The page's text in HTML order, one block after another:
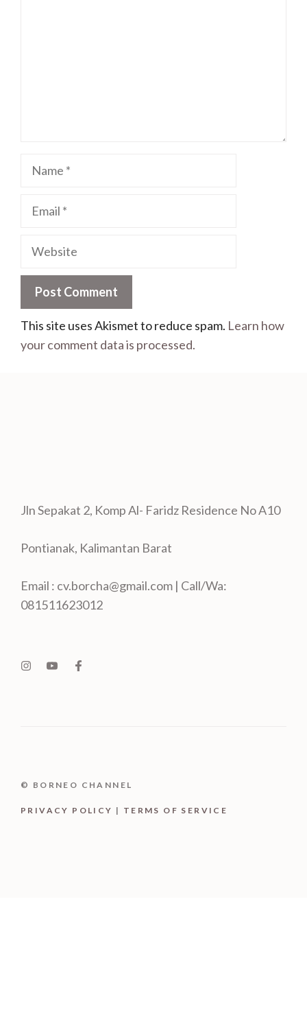
This site uses Akismet to reduce spam. Learn how
your comment data is processed.
Jln Sepakat 2, Komp Al- Faridz Residence No A10
Pontianak, Kalimantan Barat
Email : cv.borcha@gmail.com | Call/Wa:
081511623012
© BORNEO CHANNEL
PRIVACY POLICY | TERMS OF SERVICE